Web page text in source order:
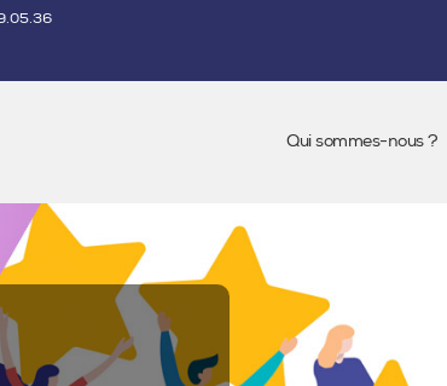
Qui sommes-nous ?